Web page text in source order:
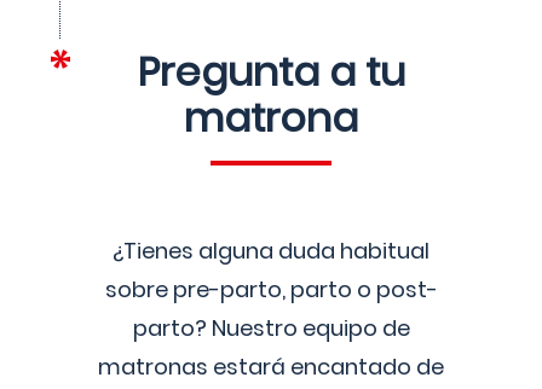
Pregunta a tu
matrona
¿Tienes alguna duda habitual
sobre pre-parto, parto o post-
parto? Nuestro equipo de
matronas estará encantado de